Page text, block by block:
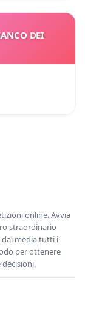
DEI
online. Avvia
straordinario
media tutti i
per ottenere